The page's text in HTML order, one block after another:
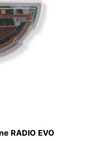
RADIO EVO